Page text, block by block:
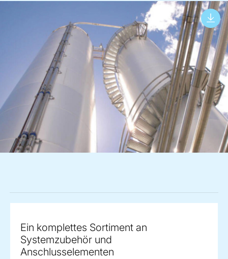
Ein komplettes Sortiment an
Systemzubehör und
Anschlusselementen